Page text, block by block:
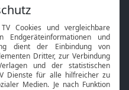
Mobile App
Smart TV
HbbTV
Bibelthek Online-Bibel
Nächster Gottesdienst